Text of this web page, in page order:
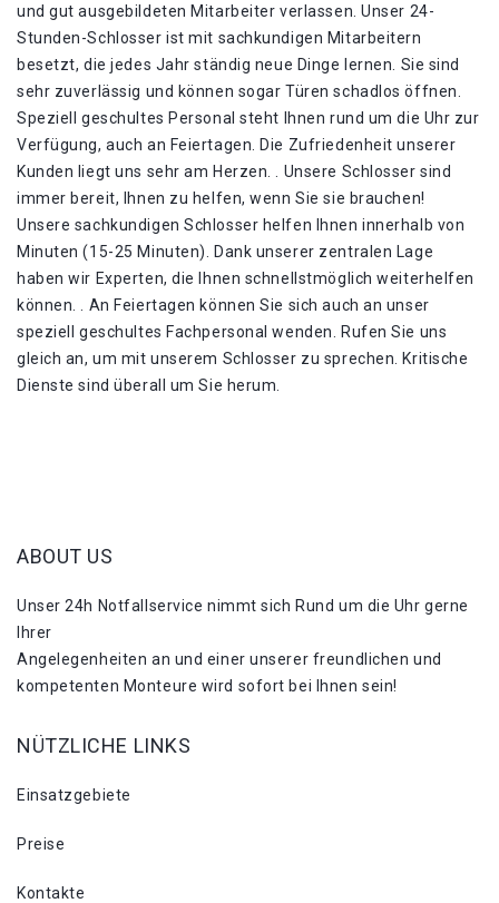
und gut ausgebildeten Mitarbeiter verlassen. Unser 24-
Stunden-Schlosser ist mit sachkundigen Mitarbeitern
besetzt, die jedes Jahr ständig neue Dinge lernen. Sie sind
sehr zuverlässig und können sogar Türen schadlos öffnen.
Speziell geschultes Personal steht Ihnen rund um die Uhr zur
Verfügung, auch an Feiertagen. Die Zufriedenheit unserer
Kunden liegt uns sehr am Herzen. . Unsere Schlosser sind
immer bereit, Ihnen zu helfen, wenn Sie sie brauchen!
Unsere sachkundigen Schlosser helfen Ihnen innerhalb von
Minuten (15-25 Minuten). Dank unserer zentralen Lage
haben wir Experten, die Ihnen schnellstmöglich weiterhelfen
können. . An Feiertagen können Sie sich auch an unser
speziell geschultes Fachpersonal wenden. Rufen Sie uns
gleich an, um mit unserem Schlosser zu sprechen. Kritische
Dienste sind überall um Sie herum.
ABOUT US
Unser 24h Notfallservice nimmt sich Rund um die Uhr gerne
Ihrer
Angelegenheiten an und einer unserer freundlichen und
kompetenten Monteure wird sofort bei Ihnen sein!
NÜTZLICHE LINKS
Einsatzgebiete
Preise
Kontakte